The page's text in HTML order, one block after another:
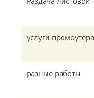
услуги промоутера
разные работы